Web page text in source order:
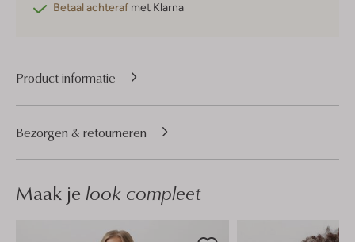
Betaal achteraf met Klarna
Product informatie
Bezorgen & retourneren
Maak je look compleet